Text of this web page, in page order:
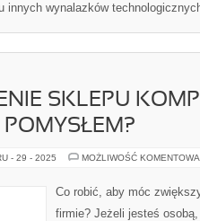
innych wynalazków
SKLEPU
POMYSŁEM?
- 29 - 2025 MOŻLIWOŚĆ
Co robić, aby móc
firmie? Jeżeli jesteś